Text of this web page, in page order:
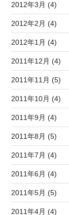
2012年3月 (4)
2012年2月 (4)
2012年1月 (4)
2011年12月 (4)
2011年11月 (5)
2011年10月 (4)
2011年9月 (4)
2011年8月 (5)
2011年7月 (4)
2011年6月 (4)
2011年5月 (5)
2011年4月 (4)